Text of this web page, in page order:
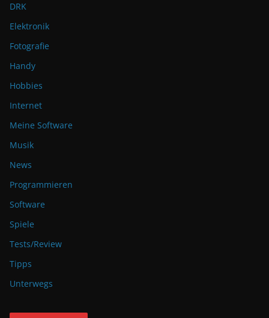
DRK
Elektronik
Fotografie
Handy
Hobbies
Internet
Meine Software
Musik
News
Programmieren
Software
Spiele
Tests/Review
Tipps
Unterwegs